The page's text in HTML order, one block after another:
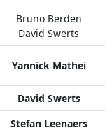
Bruno Berden
David Swerts
Yannick Mathei
David Swerts
Stefan Leenaers